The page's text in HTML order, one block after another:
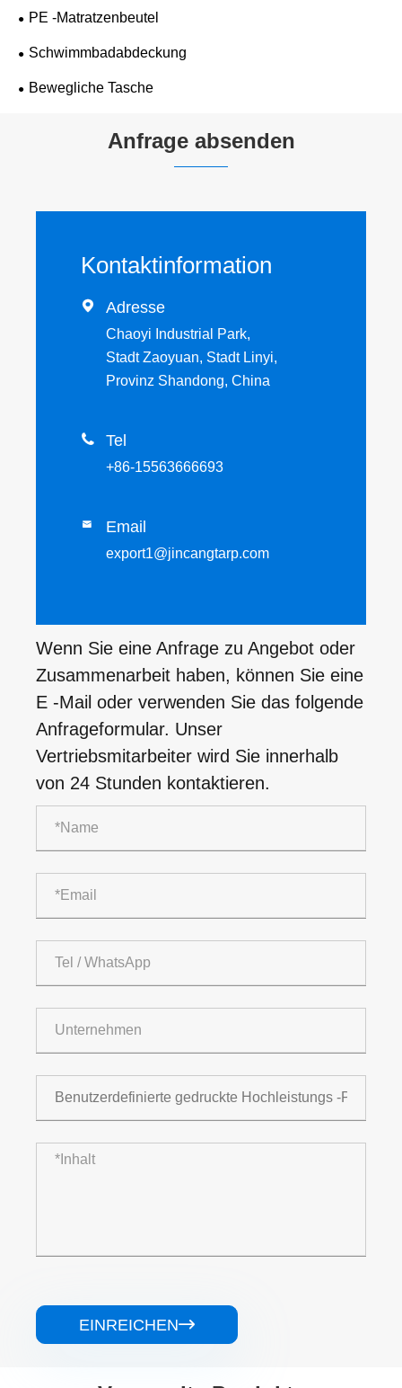
PE -Matratzenbeutel
Schwimmbadabdeckung
Bewegliche Tasche
Anfrage absenden
Kontaktinformation
 Adresse
Chaoyi Industrial Park,
Stadt Zaoyuan, Stadt Linyi,
Provinz Shandong, China
 Tel
+86-15563666693
 Email
export1@jincangtarp.com
Wenn Sie eine Anfrage zu Angebot oder
Zusammenarbeit haben, können Sie eine
E -Mail oder verwenden Sie das folgende
Anfrageformular. Unser
Vertriebsmitarbeiter wird Sie innerhalb
von 24 Stunden kontaktieren.
EINREICHEN